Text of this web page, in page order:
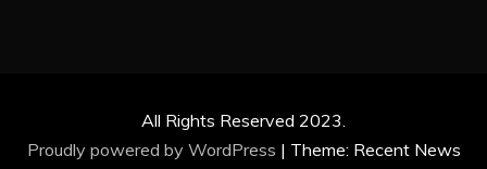
All Rights Reserved 2023.
Proudly powered by WordPress | Theme: Recent News